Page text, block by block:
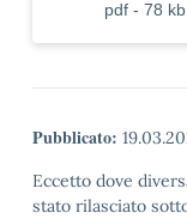
pdf - 78 kb
Pubblicato:
Eccetto dove
stato rilasciato